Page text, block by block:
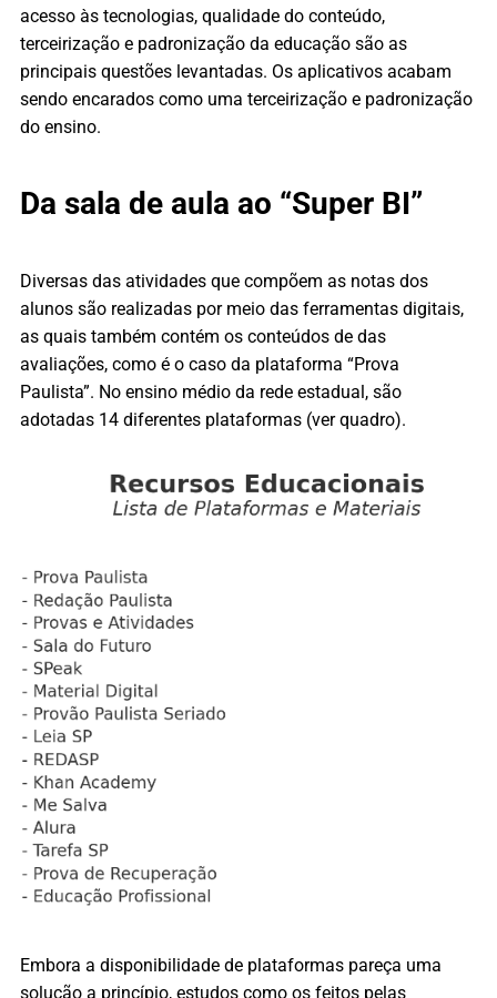
acesso às tecnologias, qualidade do conteúdo,
terceirização e padronização da educação são as
principais questões levantadas. Os aplicativos acabam
sendo encarados como uma terceirização e padronização
do ensino.
Da sala de aula ao “Super BI”
Diversas das atividades que compõem as notas dos
alunos são realizadas por meio das ferramentas digitais,
as quais também contém os conteúdos de das
avaliações, como é o caso da plataforma “Prova
Paulista”. No ensino médio da rede estadual, são
adotadas 14 diferentes plataformas (ver quadro).
Embora a disponibilidade de plataformas pareça uma
solução a princípio, estudos como os feitos pelas